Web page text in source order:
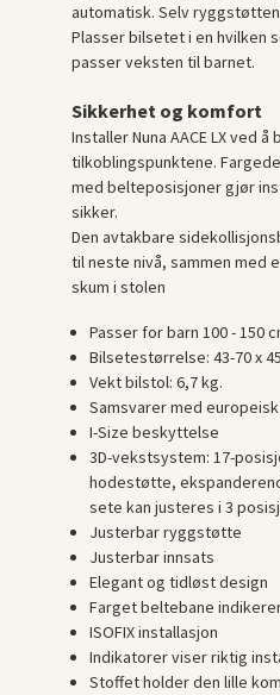
automatisk. Selv
Plasser bilsetet i en hvilken
passer veksten til barnet.
Sikkerhet og komfort
Installer Nuna AACE LX ved å
tilkoblingspunktene.
med belteposisjoner gjør
sikker.
Den avtakbare
til neste nivå, sammen med
skum i stolen
Passer for barn 100 - 150
Bilsetestørrelse: 43-70 x
Vekt bilstol: 6,7 kg.
Samsvarer med europeisk
I-Size beskyttelse
3D-vekstsystem: 17-
hodestøtte,
sete kan justeres i 3
Justerbar ryggstøtte
Justerbar innsats
Elegant og tidløst design
Farget beltebane
ISOFIX installasjon
Indikatorer viser riktig
Stoffet holder den lille